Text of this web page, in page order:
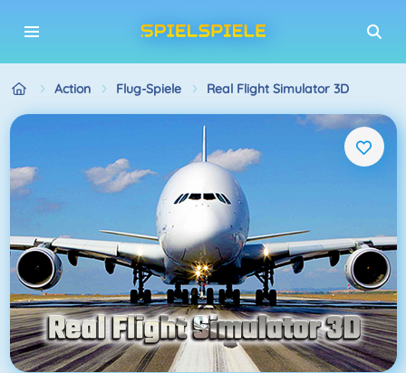
Action Flug-Spiele Real Flight Simulator 3D